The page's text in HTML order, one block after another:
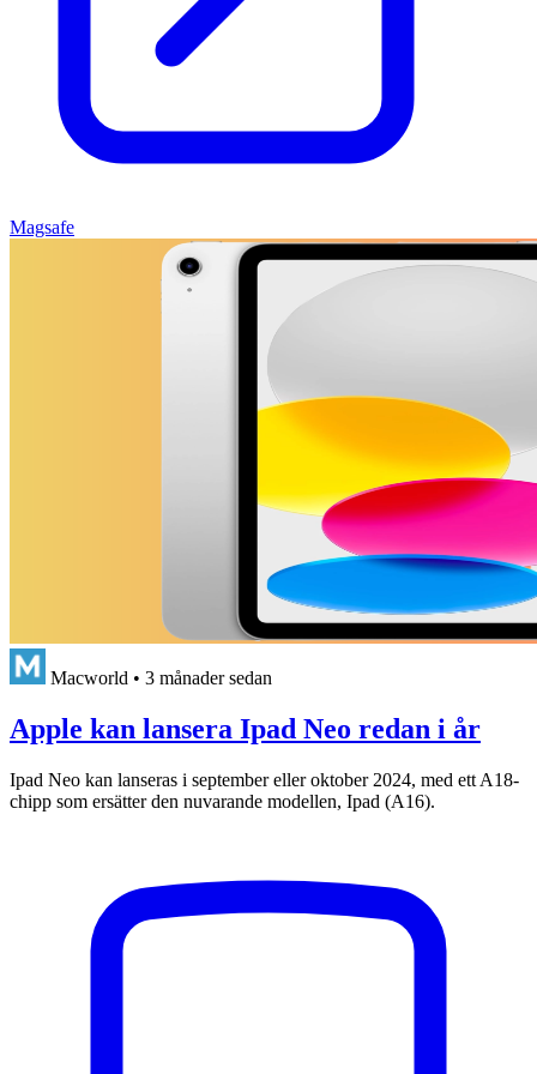
Magsafe
Macworld • 3 månader sedan
Apple kan lansera Ipad Neo redan i år
Ipad Neo kan lanseras i september eller oktober 2024, med ett A18-
chipp som ersätter den nuvarande modellen, Ipad (A16).